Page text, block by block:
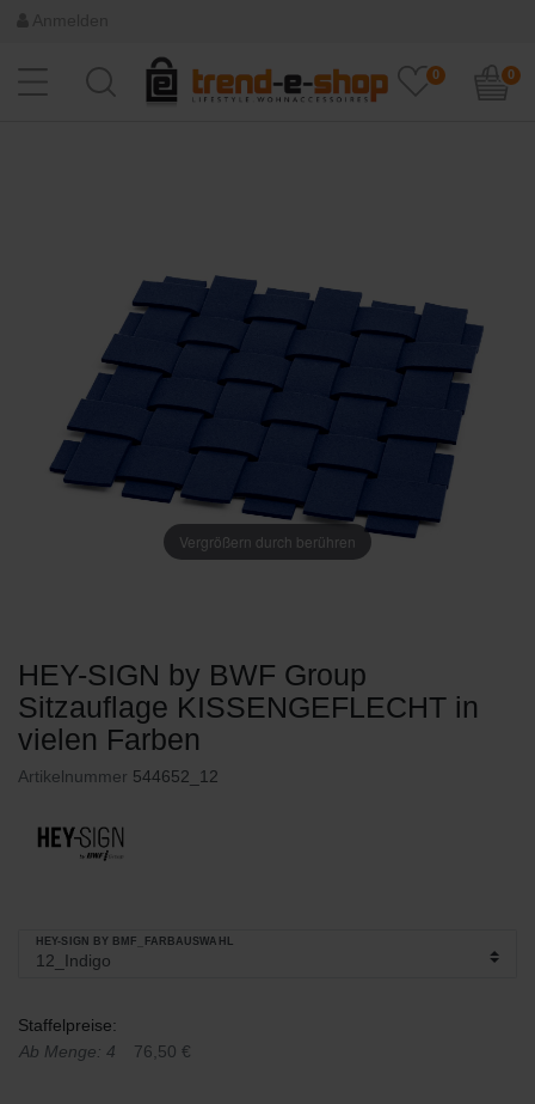
0 0
Vergrößern durch berühren
HEY-SIGN by BWF Group
Sitzauflage KISSENGEFLECHT in
vielen Farben
Artikelnummer 544652_12
HEY-SIGN BY BMF_FARBAUSWAHL
Staffelpreise:
Ab Menge: 4
76,50 €